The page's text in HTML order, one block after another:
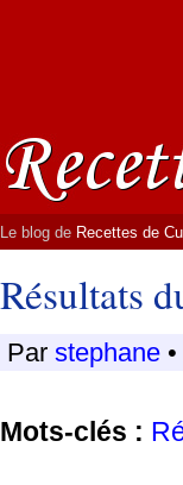
Le blog de Recettes de
Résultats
Par stephane •
Mots-clés :